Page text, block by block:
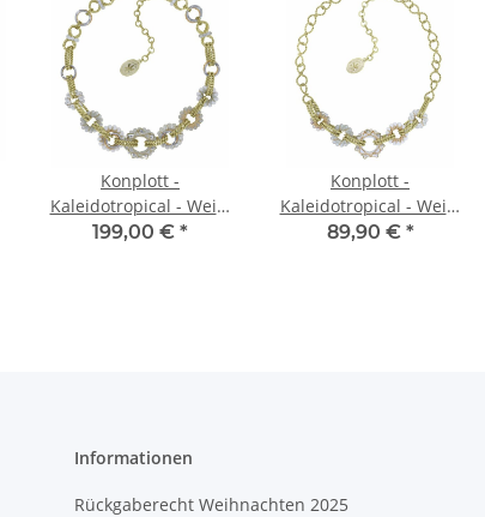
Konplott -
Kaleidotropical - Weiß,
glänzendes Messing,
199,00 € *
Konplott -
Kaleidotropical - Weiß,
glänzendes Messing,
89,90 € *
Informationen
Rückgaberecht Weihnachten 2025